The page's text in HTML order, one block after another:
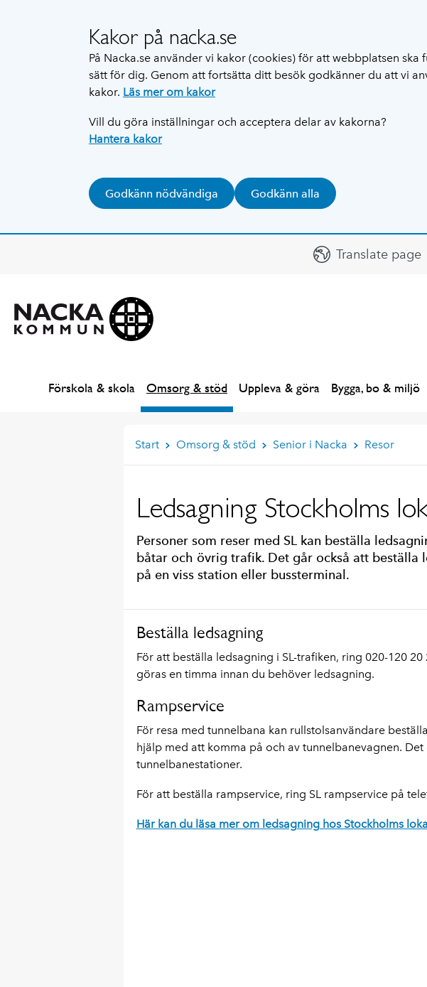
Kakor på nacka.se
På Nacka.se använder vi kakor (cookies) för att webbplatsen ska
sätt för dig. Genom att fortsätta ditt besök godkänner du att vi
kakor. Läs mer om kakor
Vill du göra inställningar och acceptera delar av kakorna?
Hantera kakor
Godkänn nödvändiga Godkänn alla
Translate page
Förskola & skola Omsorg & stöd Uppleva & göra Bygga, bo & miljö
Start Omsorg & stöd Senior i Nacka Resor
Ledsagning Stockholms
Personer som reser med SL kan beställa
båtar och övrig trafik. Det går också att beställa
på en viss station eller bussterminal.
Beställa ledsagning
För att beställa ledsagning i SL-trafiken, ring 020-120
göras en timma innan du behöver ledsagning.
Rampservice
För resa med tunnelbana kan rullstolsanvändare
hjälp med att komma på och av tunnelbanevagnen.
tunnelbanestationer.
För att beställa rampservice, ring SL rampservice på
Här kan du läsa mer om ledsagning hos Stockholms